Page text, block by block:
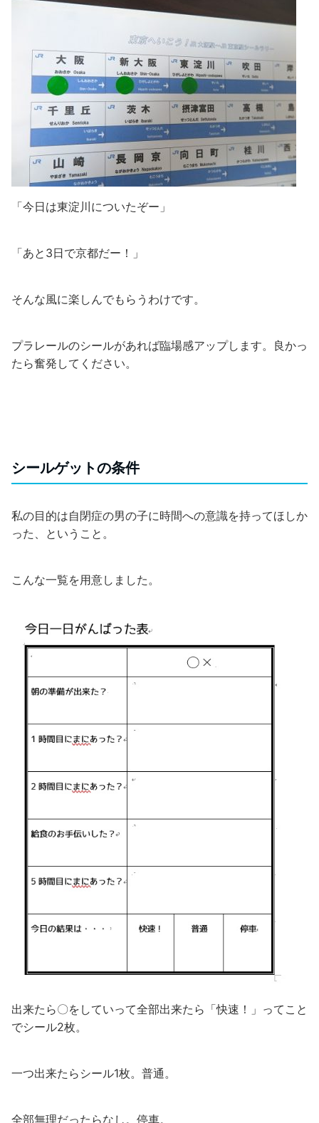
「今日は東淀川についたぞー」
「あと3日で京都だー！」
そんな風に楽しんでもらうわけです。
プラレールのシールがあれば臨場感アップします。良かっ
たら奮発してください。
シールゲットの条件
私の目的は自閉症の男の子に時間への意識を持ってほしか
った、ということ。
こんな一覧を用意しました。
出来たら〇をしていって全部出来たら「快速！」ってこと
でシール2枚。
一つ出来たらシール1枚。普通。
全部無理だったらなし。停車。